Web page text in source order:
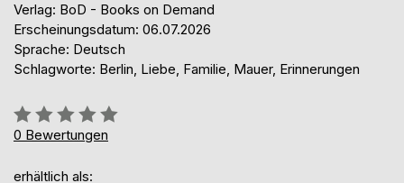
Verlag: BoD - Books on Demand
Erscheinungsdatum: 06.07.2026
Sprache: Deutsch
Schlagworte: Berlin, Liebe, Familie, Mauer, Erinnerungen
Bewertung::
0%
0 Bewertungen
erhältlich als: